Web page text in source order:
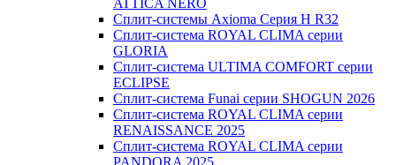
ATTICA NERO
Сплит-системы Axioma Серия H R32
Сплит-система ROYAL CLIMA серии
GLORIA
Сплит-система ULTIMA COMFORT серии
ECLIPSE
Сплит-система Funai серии SHOGUN 2026
Сплит-система ROYAL CLIMA серии
RENAISSANCE 2025
Сплит-система ROYAL CLIMA серии
PANDORA 2025